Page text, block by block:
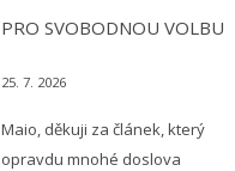
PRO SVOBODNOU VOLBU
25. 7. 2026
Maio, děkuji za článek, který
opravdu mnohé doslova